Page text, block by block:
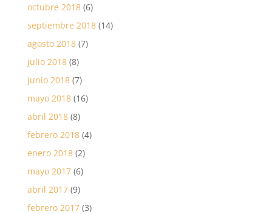
octubre 2018(6)
septiembre 2018(14)
agosto 2018(7)
julio 2018(8)
junio 2018(7)
mayo 2018(16)
abril 2018(8)
febrero 2018(4)
enero 2018(2)
mayo 2017(6)
abril 2017(9)
febrero 2017(3)